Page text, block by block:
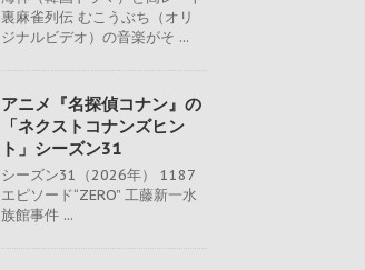
裏麻雀列伝 むこうぶち（オリ
ジナルビデオ）の音楽がそ ...
アニメ『名探偵コナン』の
「ネクストコナンズヒン
ト」シーズン31
シーズン31（2026年） 1187
エピソード“ZERO” 工藤新一水
族館事件 ...